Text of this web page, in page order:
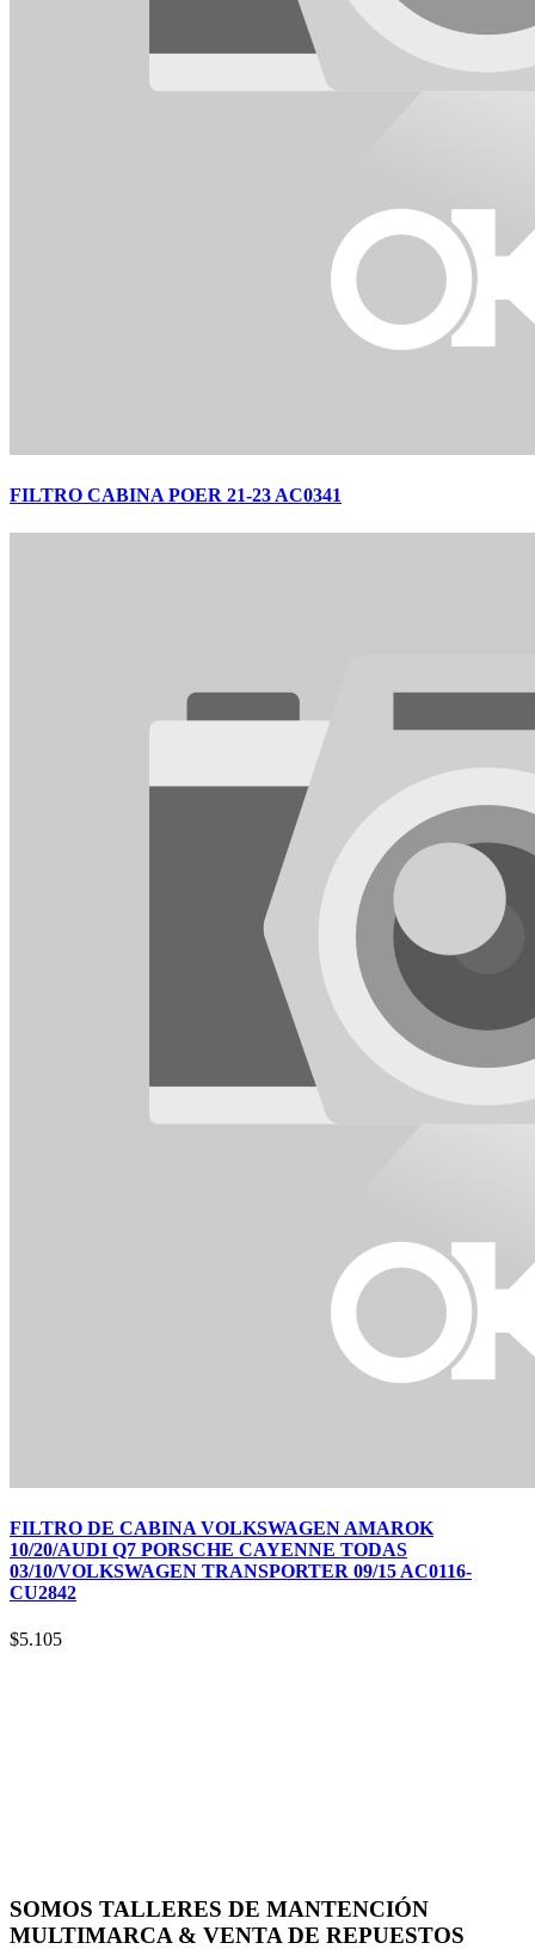
FILTRO CABINA POER 21-23 AC0341
FILTRO DE CABINA VOLKSWAGEN AMAROK
10/20/AUDI Q7 PORSCHE CAYENNE TODAS
03/10/VOLKSWAGEN TRANSPORTER 09/15 AC0116-
CU2842
$5.105
SOMOS TALLERES DE MANTENCIÓN
MULTIMARCA & VENTA DE REPUESTOS